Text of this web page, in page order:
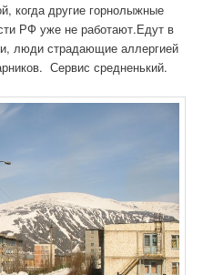
когда другие горнолыжные
РФ уже не работают.Едут в
люди страдающие аллергией
Сервис средненький.